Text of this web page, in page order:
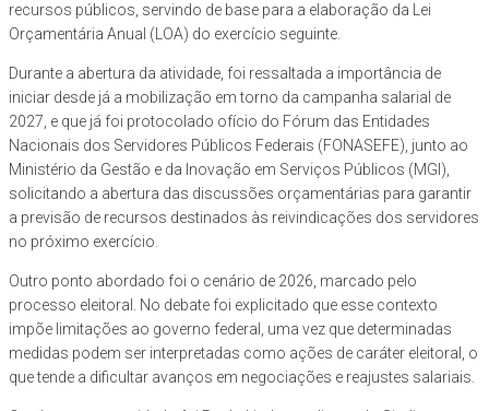
recursos públicos, servindo de base para a elaboração da Lei
Orçamentária Anual (LOA) do exercício seguinte.
Durante a abertura da atividade, foi ressaltada a importância de
iniciar desde já a mobilização em torno da campanha salarial de
2027, e que já foi protocolado ofício do Fórum das Entidades
Nacionais dos Servidores Públicos Federais (FONASEFE), junto ao
Ministério da Gestão e da Inovação em Serviços Públicos (MGI),
solicitando a abertura das discussões orçamentárias para garantir
a previsão de recursos destinados às reivindicações dos servidores
no próximo exercício.
Outro ponto abordado foi o cenário de 2026, marcado pelo
processo eleitoral. No debate foi explicitado que esse contexto
impõe limitações ao governo federal, uma vez que determinadas
medidas podem ser interpretadas como ações de caráter eleitoral, o
que tende a dificultar avanços em negociações e reajustes salariais.